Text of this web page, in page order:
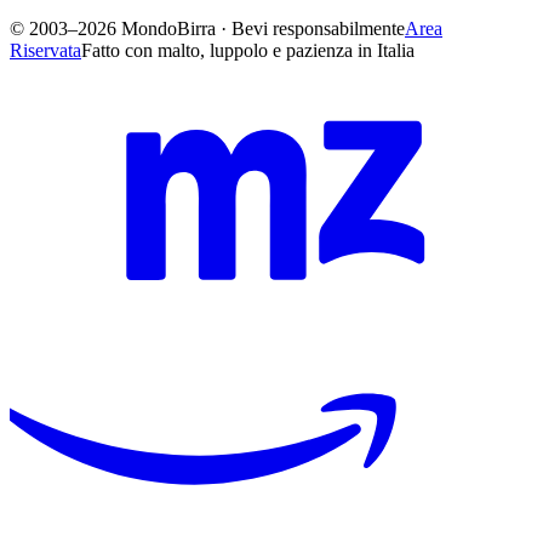
© 2003–2026 MondoBirra · Bevi responsabilmenteArea
RiservataFatto con malto, luppolo e pazienza in Italia